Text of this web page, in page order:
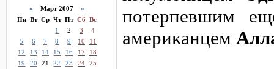
« Март 2007 »
Пн Вт Ср Чт Пт Сб Вс
1
2 3
4
5
6 7 8 9 10
11
12
13 14 15 16 17
18
19
20 21 22 23 24 25
потерпевшим
американцем